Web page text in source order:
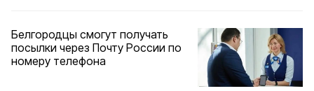
Белгородцы смогут получать
посылки через Почту России по
номеру телефона